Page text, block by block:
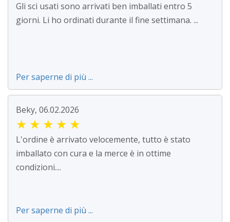
Gli sci usati sono arrivati ben imballati entro 5
giorni. Li ho ordinati durante il fine settimana. ...
Per saperne di più ...
Beky, 06.02.2026
★ ★ ★ ★ ★
L'ordine è arrivato velocemente, tutto è stato
imballato con cura e la merce è in ottime
condizioni....
Per saperne di più ...